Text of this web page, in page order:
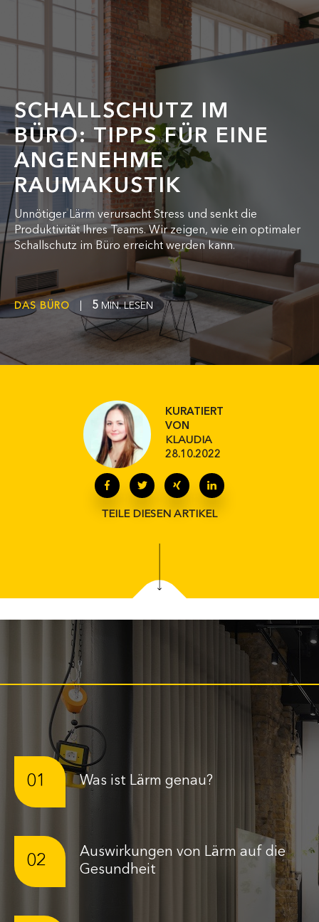
SCHALLSCHUTZ IM
BÜRO: TIPPS FÜR EINE
ANGENEHME
RAUMAKUSTIK
Unnötiger Lärm verursacht Stress und senkt die
Produktivität Ihres Teams. Wir zeigen, wie ein optimaler
Schallschutz im Büro erreicht werden kann.
DAS BÜRO 5 MIN. LESEN
KURATIERT
VON
KLAUDIA
28.10.2022
TEILE DIESEN ARTIKEL
01 Was ist Lärm genau?
02
Auswirkungen von Lärm auf die
Gesundheit